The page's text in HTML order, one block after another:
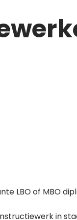
LBO of MBO
in